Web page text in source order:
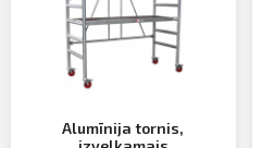
Alumīnija tornis,